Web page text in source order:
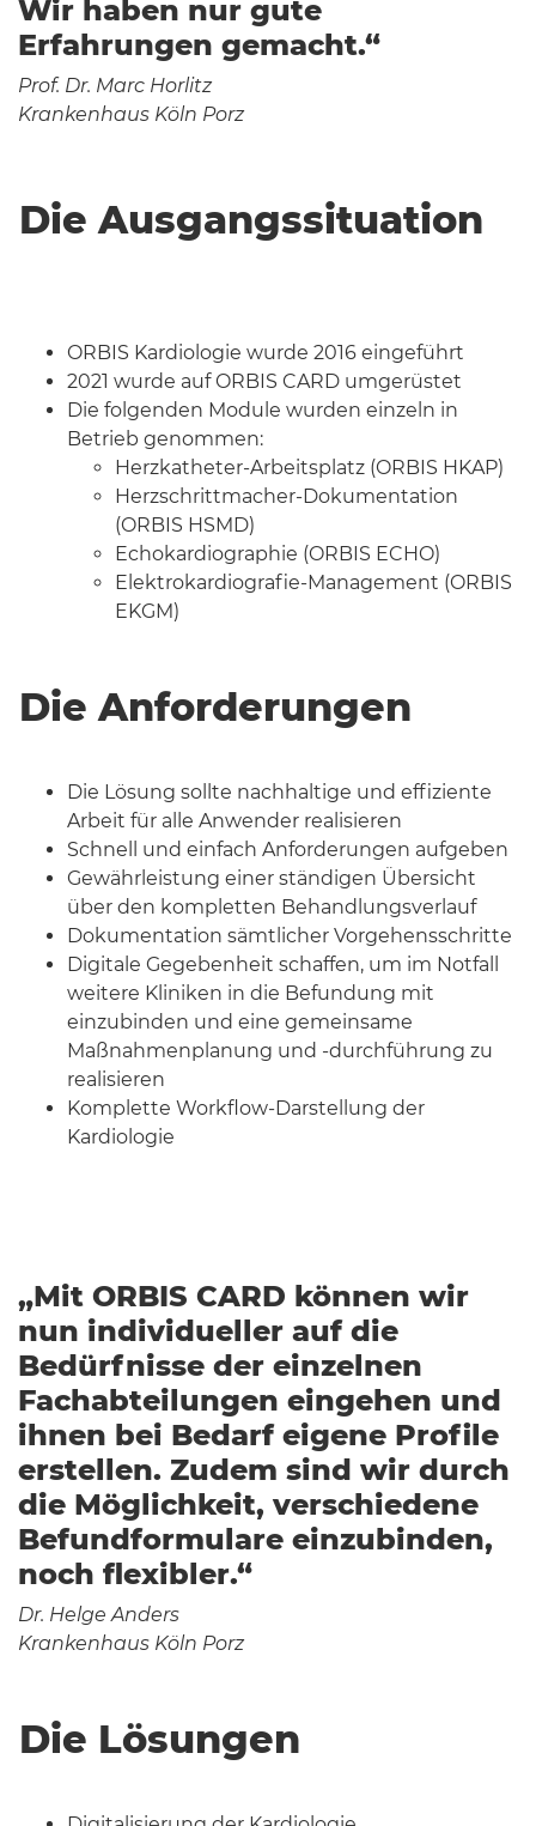
Wir haben nur gute
Erfahrungen gemacht.“
Prof. Dr. Marc Horlitz
Krankenhaus Köln Porz
Die Ausgangssituation
ORBIS Kardiologie wurde 2016 eingeführt
2021 wurde auf ORBIS CARD umgerüstet
Die folgenden Module wurden einzeln in
Betrieb genommen:
Herzkatheter-Arbeitsplatz (ORBIS HKAP)
Herzschrittmacher-Dokumentation
(ORBIS HSMD)
Echokardiographie (ORBIS ECHO)
Elektrokardiografie-Management (ORBIS
EKGM)
Die Anforderungen
Die Lösung sollte nachhaltige und effiziente
Arbeit für alle Anwender realisieren
Schnell und einfach Anforderungen aufgeben
Gewährleistung einer ständigen Übersicht
über den kompletten Behandlungsverlauf
Dokumentation sämtlicher Vorgehensschritte
Digitale Gegebenheit schaffen, um im Notfall
weitere Kliniken in die Befundung mit
einzubinden und eine gemeinsame
Maßnahmenplanung und -durchführung zu
realisieren
Komplette Workflow-Darstellung der
Kardiologie
„Mit ORBIS CARD können wir
nun individueller auf die
Bedürfnisse der einzelnen
Fachabteilungen eingehen und
ihnen bei Bedarf eigene Profile
erstellen. Zudem sind wir durch
die Möglichkeit, verschiedene
Befundformulare einzubinden,
noch flexibler.“
Dr. Helge Anders
Krankenhaus Köln Porz
Die Lösungen